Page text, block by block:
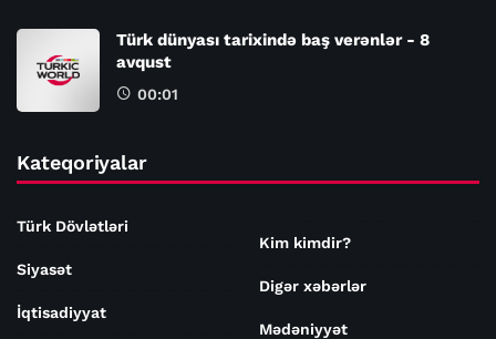
Türk dünyası tarixində baş verənlər - 8
avqust
00:01
Kateqoriyalar
Türk Dövlətləri
Siyasət
İqtisadiyyat
Kim kimdir?
Digər xəbərlər
Mədəniyyət